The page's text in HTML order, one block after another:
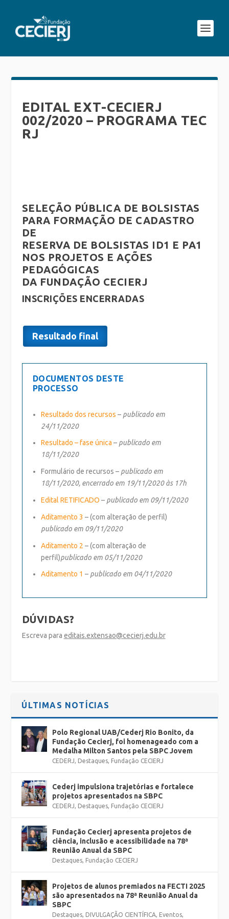
EDITAL EXT-CECIERJ
002/2020 – PROGRAMA TEC
RJ
SELEÇÃO PÚBLICA DE BOLSISTAS
PARA FORMAÇÃO DE CADASTRO
DE
RESERVA DE BOLSISTAS ID1 E PA1
NOS PROJETOS E AÇÕES
PEDAGÓGICAS
DA FUNDAÇÃO CECIERJ
INSCRIÇÕES ENCERRADAS
Resultado final
DOCUMENTOS DESTE
PROCESSO
Resultado dos recursos – publicado em
24/11/2020
Resultado – fase única – publicado em
18/11/2020
Formulário de recursos – publicado em
18/11/2020, encerrado em 19/11/2020 às 17h
Edital RETIFICADO – publicado em 09/11/2020
Aditamento 3 – (com alteração de perfil)
publicado em 09/11/2020
Aditamento 2 – (com alteração de
perfil)publicado em 05/11/2020
Aditamento 1 – publicado em 04/11/2020
DÚVIDAS?
Escreva para editais.extensao@cecierj.edu.br
ÚLTIMAS NOTÍCIAS
Polo Regional UAB/Cederj Rio Bonito, da
Fundação Cecierj, foi homenageado com a
Medalha Milton Santos pela SBPC Jovem
CEDERJ, Destaques, Fundação CECIERJ
Cederj impulsiona trajetórias e fortalece
projetos apresentados na SBPC
CEDERJ, Destaques, Fundação CECIERJ
Fundação Cecierj apresenta projetos de
ciência, inclusão e acessibilidade na 78ª
Reunião Anual da SBPC
Destaques, Fundação CECIERJ
Projetos de alunos premiados na FECTI 2025
são apresentados na 78ª Reunião Anual da
SBPC
Destaques, DIVULGAÇÃO CIENTÍFICA, Eventos,